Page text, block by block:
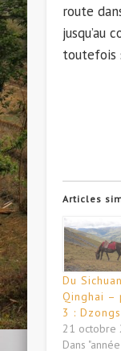
route
jusqu’au
toutefois
Articles
Du
Qinghai –
3 :
21 octobre
Dans "année